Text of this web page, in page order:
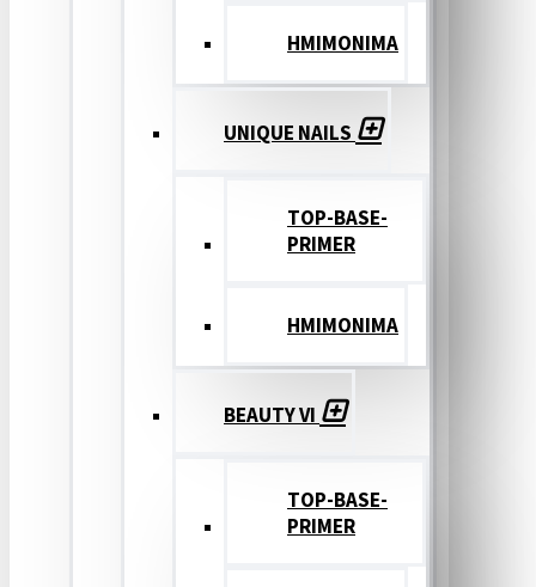
ΗΜΙΜΟΝΙΜΑ
UNIQUE NAILS
TOP-BASE-
PRIMER
ΗΜΙΜΟΝΙΜΑ
BEAUTY VI
TOP-BASE-
PRIMER